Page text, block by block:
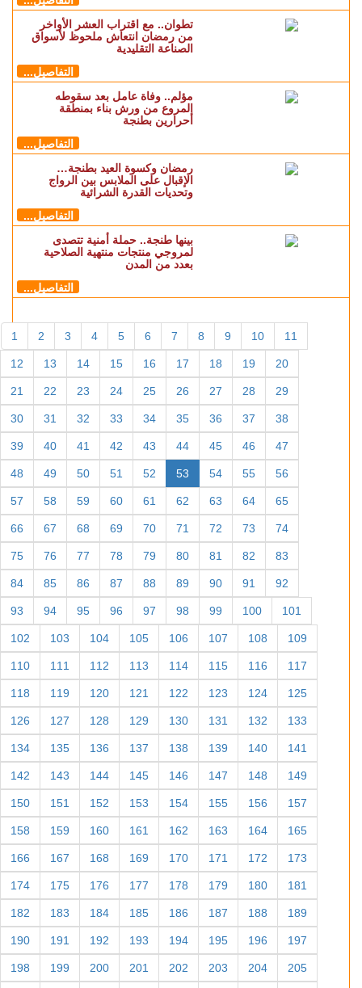
تطوان.. مع اقتراب العشر الأواخر
من رمضان انتعاش ملحوظ لأسواق
الصناعة التقليدية
التفاصيل...
مؤلم.. وفاة عامل بعد سقوطه
المروع من ورش بناء بمنطقة
أحرارين بطنجة
التفاصيل...
رمضان وكسوة العيد بطنجة…
الإقبال على الملابس بين الرواج
وتحديات القدرة الشرائية
التفاصيل...
بينها طنجة.. حملة أمنية تتصدى
لمروجي منتجات منتهية الصلاحية
بعدد من المدن
التفاصيل...
1 2 3 4 5 6 7 8 9 10 11
12 13 14 15 16 17 18 19 20
21 22 23 24 25 26 27 28 29
30 31 32 33 34 35 36 37 38
39 40 41 42 43 44 45 46 47
48 49 50 51 52 53 54 55 56
57 58 59 60 61 62 63 64 65
66 67 68 69 70 71 72 73 74
75 76 77 78 79 80 81 82 83
84 85 86 87 88 89 90 91 92
93 94 95 96 97 98 99 100 101
102 103 104 105 106 107 108 109
110 111 112 113 114 115 116 117
118 119 120 121 122 123 124 125
126 127 128 129 130 131 132 133
134 135 136 137 138 139 140 141
142 143 144 145 146 147 148 149
150 151 152 153 154 155 156 157
158 159 160 161 162 163 164 165
166 167 168 169 170 171 172 173
174 175 176 177 178 179 180 181
182 183 184 185 186 187 188 189
190 191 192 193 194 195 196 197
198 199 200 201 202 203 204 205